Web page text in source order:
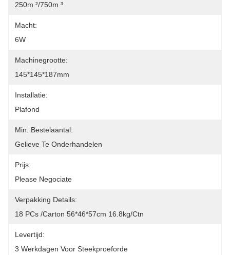
250m ²/750m ³
Macht:
6W
Machinegrootte:
145*145*187mm
Installatie:
Plafond
Min. Bestelaantal:
Gelieve Te Onderhandelen
Prijs:
Please Negociate
Verpakking Details:
18 PCs /carton 56*46*57cm 16.8kg/ctn
Levertijd:
3 Werkdagen Voor Steekproeforde